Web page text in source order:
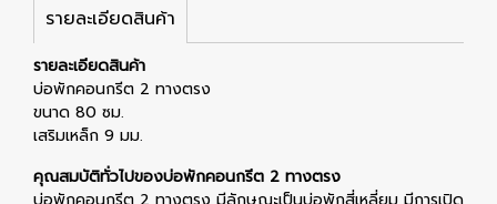
รายละเอียดสินค้า
รายละเอียดสินค้า
บ่อพักคอนกรีต 2 ทางตรง
ขนาด 80 ซม.
เสริมเหล็ก 9 มม.
คุณสมบัติทั่วไปของบ่อพักคอนกรีต 2 ทางตรง